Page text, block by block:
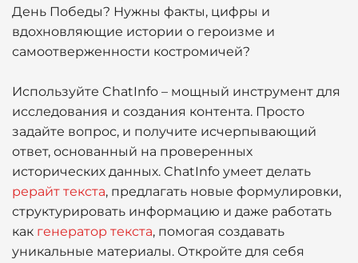
День Победы? Нужны факты, цифры и
вдохновляющие истории о героизме и
самоотверженности костромичей?
Используйте ChatInfo – мощный инструмент для
исследования и создания контента. Просто
задайте вопрос, и получите исчерпывающий
ответ, основанный на проверенных
исторических данных. ChatInfo умеет делать
рерайт текста, предлагать новые формулировки,
структурировать информацию и даже работать
как генератор текста, помогая создавать
уникальные материалы. Откройте для себя